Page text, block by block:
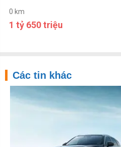
0 km
1 tỷ 650 triệu
Các tin khác